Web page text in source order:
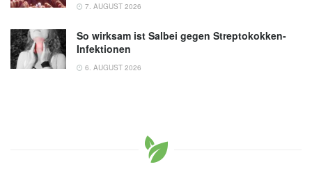
7. AUGUST 2026
So wirksam ist Salbei gegen Streptokokken-
Infektionen
6. AUGUST 2026